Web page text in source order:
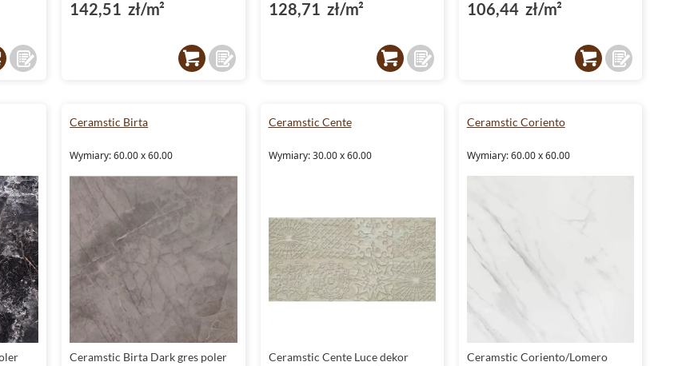
142,51 zł/m² 128,71 zł/m² 106,44 zł/m²
Ceramstic Birta
Wymiary: 60.00 x 60.00
Ceramstic Birta Dark gres poler
Ceramstic Cente
Wymiary: 30.00 x 60.00
Ceramstic Cente Luce dekor
Ceramstic Coriento
Wymiary: 60.00 x 60.00
Ceramstic Coriento/Lomero